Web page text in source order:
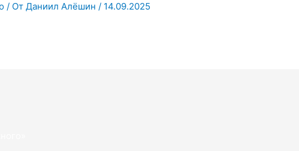
/ От Даниил Алёшин / 14.09.2025